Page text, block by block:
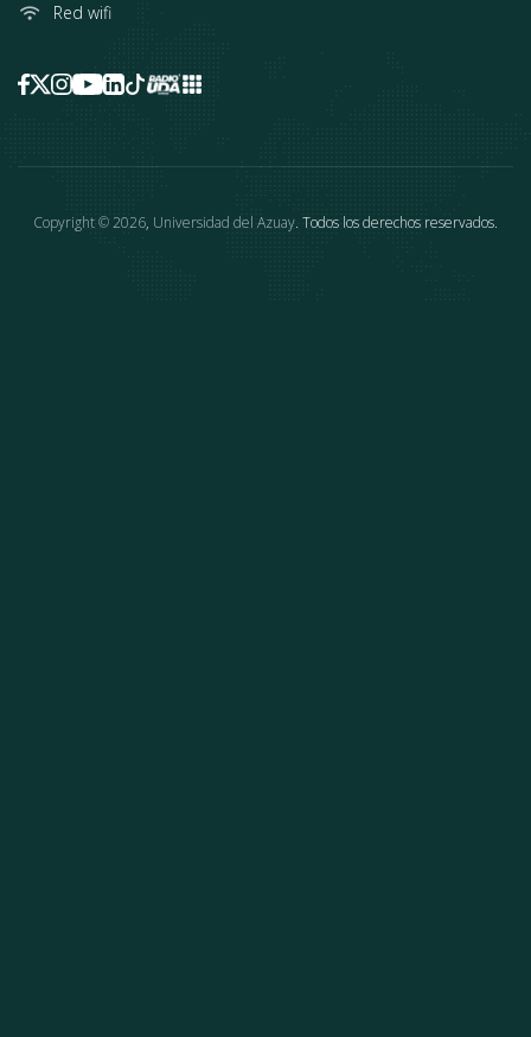
Red wifi
Copyright ©2026, Universidad del Azuay. Todos los derechos reservados.